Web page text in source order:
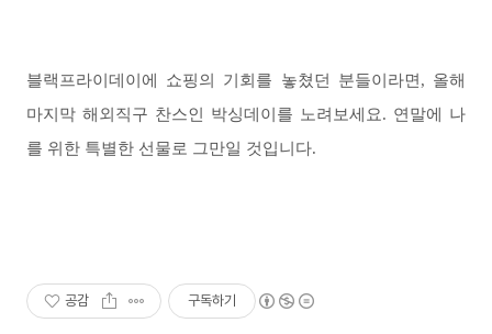
블랙프라이데이에 쇼핑의 기회를 놓쳤던 분들이라면, 올해
마지막 해외직구 찬스인 박싱데이를 노려보세요. 연말에 나
를 위한 특별한 선물로 그만일 것입니다.
공감 구독하기